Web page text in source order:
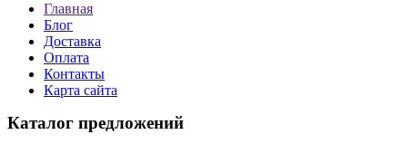
Главная
Блог
Доставка
Оплата
Контакты
Карта сайта
Каталог предложений